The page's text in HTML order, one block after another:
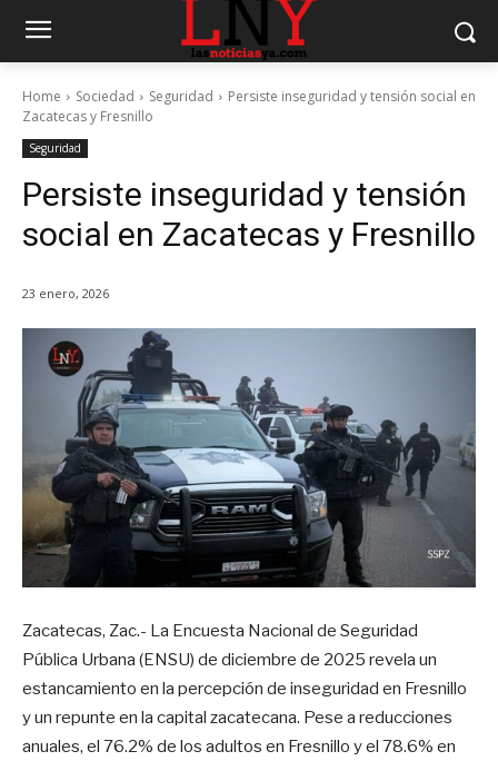
Home Sociedad Seguridad
Persiste inseguridad y tensión social en
Zacatecas y Fresnillo
Seguridad
Persiste inseguridad y tensión
social en Zacatecas y Fresnillo
23 enero, 2026
Zacatecas, Zac.- La Encuesta Nacional de Seguridad
Pública Urbana (ENSU) de diciembre de 2025 revela un
estancamiento en la percepción de inseguridad en Fresnillo
y un repunte en la capital zacatecana. Pese a reducciones
anuales, el 76.2% de los adultos en Fresnillo y el 78.6% en